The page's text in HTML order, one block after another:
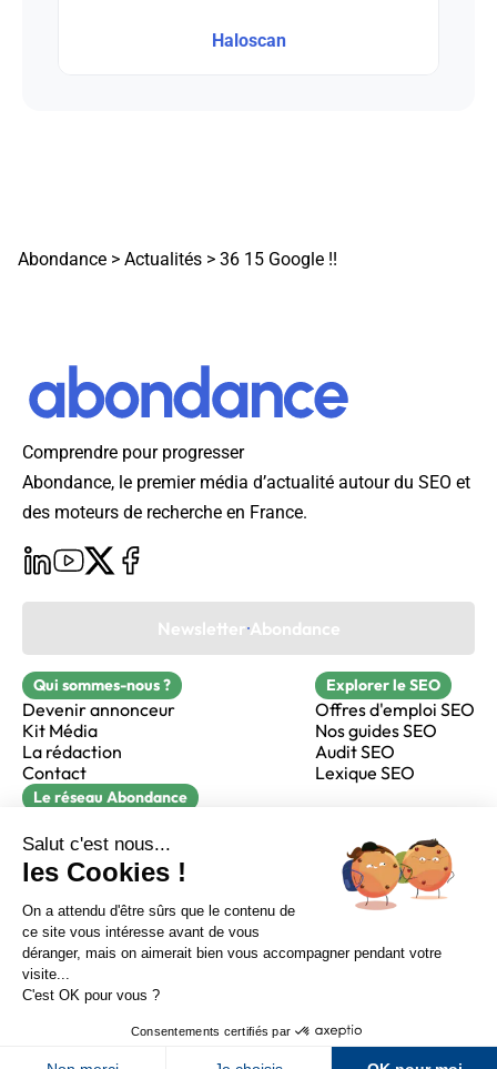
Sur LinkedIn Sur Youtube
Sur X Sur Facebook
Newsletter Abondance
Haloscan
Abondance > Actualités > 36 15 Google !!
Comprendre pour progresser
Abondance, le premier média d’actualité autour du SEO et
des moteurs de recherche en France.
Newsletter Abondance
Qui sommes-nous ?
Devenir annonceur
Kit Média
La rédaction
Contact
Explorer le SEO
Offres d'emploi SEO
Nos guides SEO
Audit SEO
Lexique SEO
Le réseau Abondance
Réacteur
alfie formation
CGV
Confidentialité